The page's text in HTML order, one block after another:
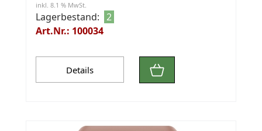
inkl. 8.1 % MwSt.
Lagerbestand: 2
Art.Nr.: 100034
Details